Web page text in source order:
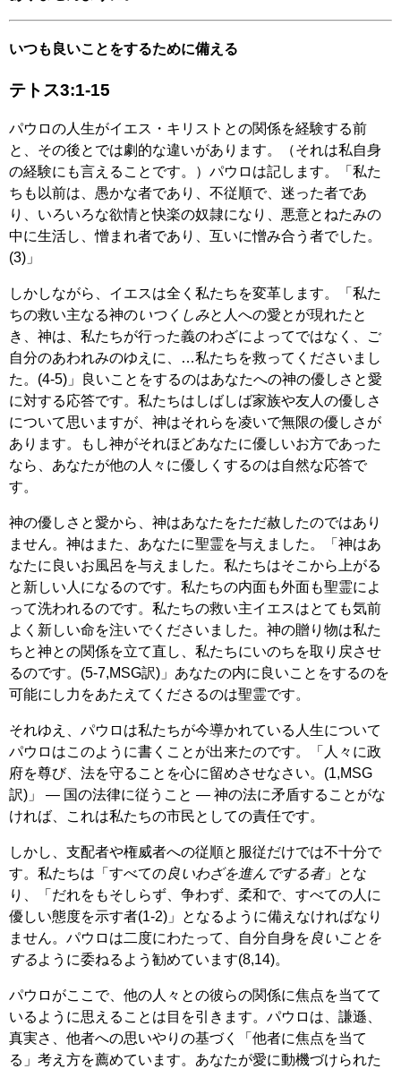
いつも良いことをするために備える
テトス3:1-15
パウロの人生がイエス・キリストとの関係を経験する前
と、その後とでは劇的な違いがあります。（それは私自身
の経験にも言えることです。）パウロは記します。「私た
ちも以前は、愚かな者であり、不従順で、迷った者であ
り、いろいろな欲情と快楽の奴隷になり、悪意とねたみの
中に生活し、憎まれ者であり、互いに憎み合う者でした。
(3)」
しかしながら、イエスは全く私たちを変革します。「私た
ちの救い主なる神のいつくしみと人への愛とが現れたと
き、神は、私たちが行った義のわざによってではなく、ご
自分のあわれみのゆえに、…私たちを救ってくださいまし
た。(4-5)」良いことをするのはあなたへの神の優しさと愛
に対する応答です。私たちはしばしば家族や友人の優しさ
について思いますが、神はそれらを凌いで無限の優しさが
あります。もし神がそれほどあなたに優しいお方であった
なら、あなたが他の人々に優しくするのは自然な応答で
す。
神の優しさと愛から、神はあなたをただ赦したのではあり
ません。神はまた、あなたに聖霊を与えました。「神はあ
なたに良いお風呂を与えました。私たちはそこから上がる
と新しい人になるのです。私たちの内面も外面も聖霊によ
って洗われるのです。私たちの救い主イエスはとても気前
よく新しい命を注いでくださいました。神の贈り物は私た
ちと神との関係を立て直し、私たちにいのちを取り戻させ
るのです。(5-7,MSG訳)」あなたの内に良いことをするのを
可能にし力をあたえてくださるのは聖霊です。
それゆえ、パウロは私たちが今導かれている人生について
パウロはこのように書くことが出来たのです。「人々に政
府を尊び、法を守ることを心に留めさせなさい。(1,MSG
訳)」 ― 国の法律に従うこと ― 神の法に矛盾することがな
ければ、これは私たちの市民としての責任です。
しかし、支配者や権威者への従順と服従だけでは不十分で
す。私たちは「すべての良いわざを進んでする者」とな
り、「だれをもそしらず、争わず、柔和で、すべての人に
優しい態度を示す者(1-2)」となるように備えなければなり
ません。パウロは二度にわたって、自分自身を良いことを
するように委ねるよう勧めています(8,14)。
パウロがここで、他の人々との彼らの関係に焦点を当てて
いるように思えることは目を引きます。パウロは、謙遜、
真実さ、他者への思いやりの基づく「他者に焦点を当て
る」考え方を薦めています。あなたが愛に動機づけられた